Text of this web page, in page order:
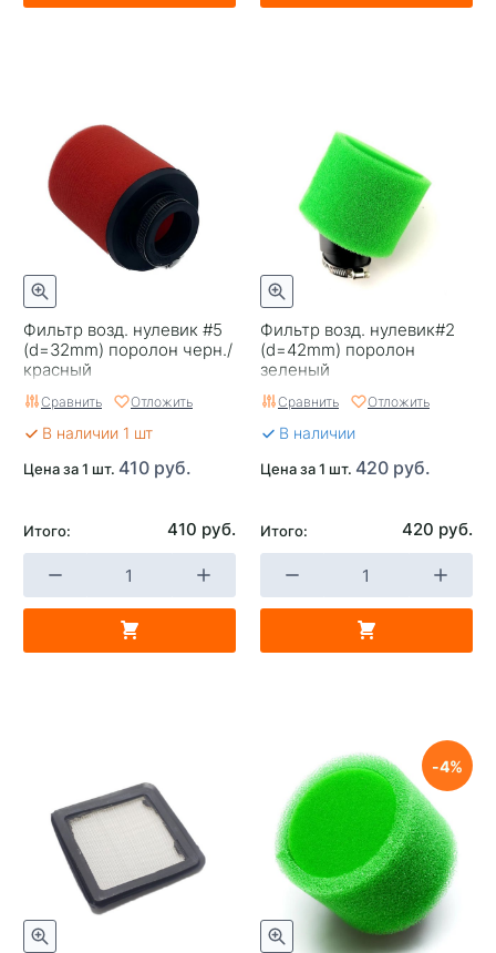
Фильтр возд. нулевик #5
(d=32mm) поролон черн./
красный
Сравнить Отложить
В наличии 1 шт
Цена за 1 шт. 410 руб.
Итого: 410 руб.
Фильтр возд. нулевик#2
(d=42mm) поролон
зеленый
Сравнить Отложить
В наличии
Цена за 1 шт. 420 руб.
Итого: 420 руб.
4